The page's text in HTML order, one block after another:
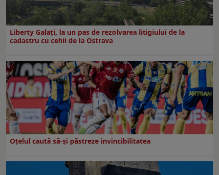
Liberty Galați, la un pas de rezolvarea litigiului de la
cadastru cu cehii de la Ostrava
Oțelul caută să-și păstreze invincibilitatea